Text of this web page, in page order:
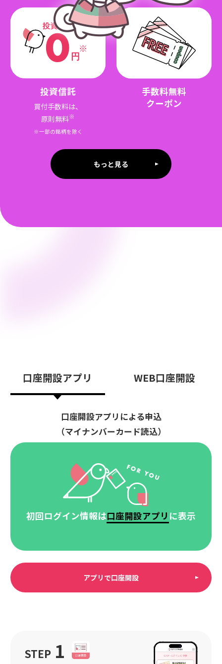
投資信託
買付手数料は、
原則無料※
※一部の銘柄を除く
手数料無料
クーポン
もっと見る
口座開設アプリ WEB口座開設
口座開設アプリによる申込
（マイナンバーカード読込）
初回ログイン情報は口座開設アプリ に表示
アプリで口座開設
STEP 1